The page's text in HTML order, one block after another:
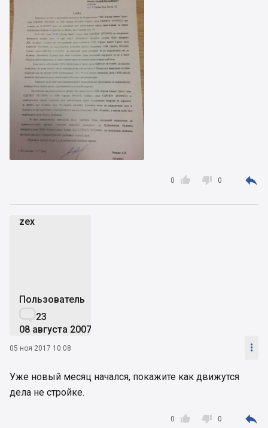

0  0 
zex
Пользователь
23
08 августа 2007
05 ноя 2017 10:08 
Уже новый месяц начался, покажите как движутся
дела не стройке.

0  0 